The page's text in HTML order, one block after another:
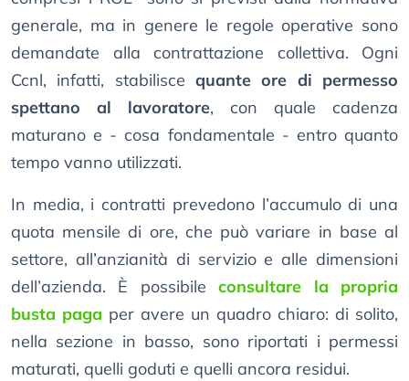
generale, ma in genere le regole operative sono
demandate alla contrattazione collettiva. Ogni
Ccnl, infatti, stabilisce quante ore di permesso
spettano al lavoratore, con quale cadenza
maturano e - cosa fondamentale - entro quanto
tempo vanno utilizzati.
In media, i contratti prevedono l’accumulo di una
quota mensile di ore, che può variare in base al
settore, all’anzianità di servizio e alle dimensioni
dell’azienda. È possibileconsultare la propria
busta paga per avere un quadro chiaro: di solito,
nella sezione in basso, sono riportati i permessi
maturati, quelli goduti e quelli ancora residui.